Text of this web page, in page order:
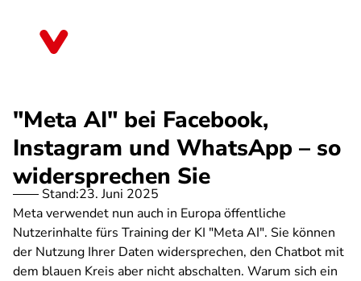
"Meta AI" bei Facebook,
Instagram und WhatsApp – so
widersprechen Sie
Stand:23. Juni 2025
Meta verwendet nun auch in Europa öffentliche
Nutzerinhalte fürs Training der KI "Meta AI". Sie können
der Nutzung Ihrer Daten widersprechen, den Chatbot mit
dem blauen Kreis aber nicht abschalten. Warum sich ein